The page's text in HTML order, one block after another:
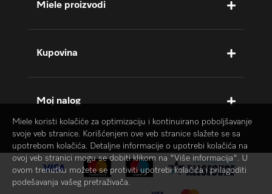
Miele proizvodi
Kupovina
Moj nalog
Miele koristi kolačiće za optimizaciju i kontinuirano poboljšavanje
svoje veb stranice. Korišćenjem ove veb stranice slažete se sa
upotrebom kolačića. Detaljne informacije o upotrebi kolačića na
ovoj veb stranici mogu se dobiti klikom na "Više informacija". U
ovom trenutku možete se protiviti upotrebi kolačića i prilagoditi
podešavanja vašeg pretraživača.